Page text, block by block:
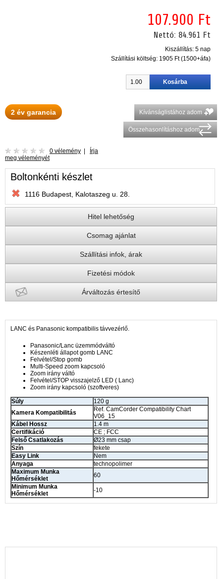
107.900 Ft
Nettó: 84.961 Ft
Kiszállítás: 5 nap
Szállítási költség: 1905 Ft (1500+áfa)
2 év garancia Kívánságlistához adom
Összehasonlításhoz adom
0 vélemény
Írja
meg véleményét
Boltonkénti készlet
1116 Budapest, Kalotaszeg u. 28.
Hitel lehetőség
Csomag ajánlat
Szállítási infok, árak
Fizetési módok
Árváltozás értesítő
LANC és Panasonic kompatibilis távvezérlő.
Panasonic/Lanc üzemmódváltó
Készenléti állapot gomb LANC
Felvétel/Stop gomb
Multi-Speed zoom kapcsoló
Zoom irány váltó
Felvétel/STOP visszajelző LED ( Lanc)
Zoom irány kapcsoló (szoftveres)
Súly
120 g
Kamera Kompatibilitás
Ref. CamCorder Compatibility Chart
V06_15
Kábel Hossz
1.4 m
Certifikáció
CE ; FCC
Felső Csatlakozás
Ø23 mm csap
Szín
fekete
Easy Link
Nem
Anyaga
technopolimer
Maximum Munka
Hőmérséklet
60
Minimum Munka
Hőmérséklet
-10